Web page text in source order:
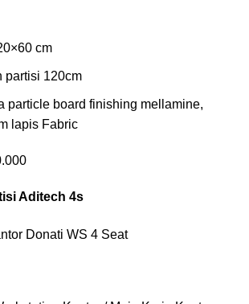
cm
partisi 120cm
particle board finishing mellamine,
lapis Fabric
Aditech 4s